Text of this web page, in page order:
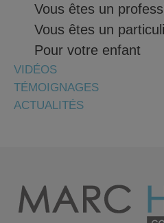
Vous êtes un
Vous êtes un
Pour votre enfant
VIDÉOS
TÉMOIGNAGES
ACTUALITÉS